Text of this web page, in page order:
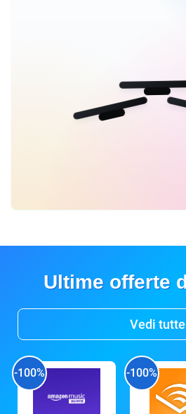
Ultime offerte
Vedi tutte
-100% -100%